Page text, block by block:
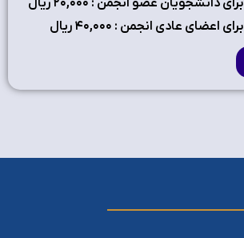
برای دانشجویان عضو انجمن : ۲٠,٠٠٠ ریال
برای اعضای عادی انجمن : ۴٠,٠٠٠ ریال